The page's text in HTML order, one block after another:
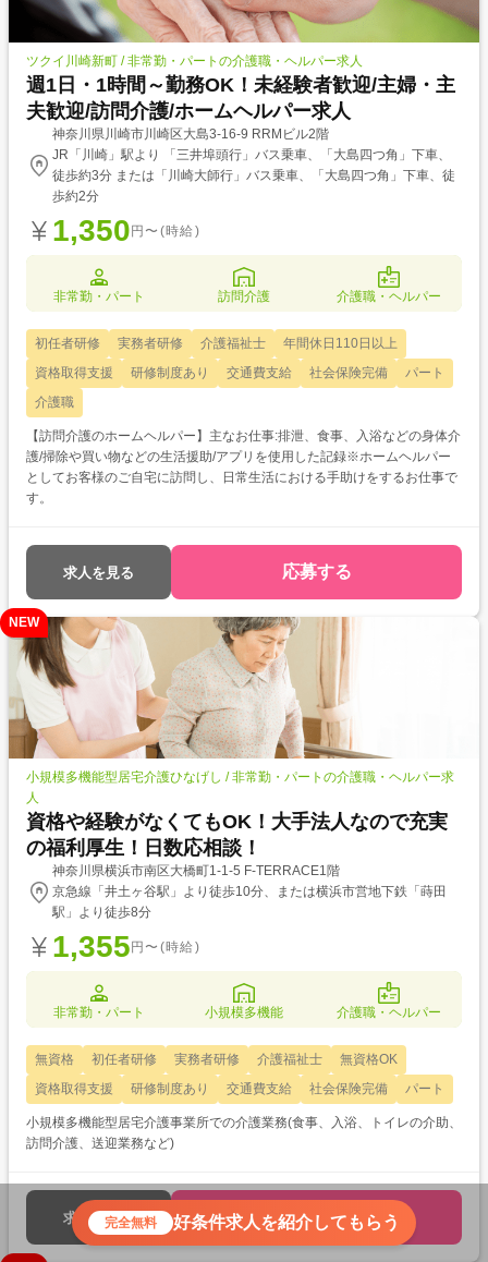
ツクイ川崎新町 / 非常勤・パートの介護職・ヘルパー求人
週1日・1時間～勤務OK！未経験者歓迎/主婦・主
夫歓迎/訪問介護/ホームヘルパー求人
神奈川県川崎市川崎区大島3-16-9 RRMビル2階
JR「川崎」駅より 「三井埠頭行」バス乗車、「大島四つ角」下車、
徒歩約3分 または「川崎大師行」バス乗車、「大島四つ角」下車、徒
歩約2分
1,350 円〜(時給)
非常勤・パート 訪問介護 介護職・ヘルパー
初任者研修 実務者研修 介護福祉士
年間休日110日以上
資格取得支援
研修制度あり 交通費支給 社会保険完備
パート
介護職
【訪問介護のホームヘルパー】主なお仕事:排泄、食事、入浴などの身体介
護/掃除や買い物などの生活援助/アプリを使用した記録※ホームヘルパー
としてお客様のご自宅に訪問し、日常生活における手助けをするお仕事で
す。
求人を見る 応募する
NEW
小規模多機能型居宅介護ひなげし / 非常勤・パートの介護職・ヘルパー求
人
資格や経験がなくてもOK！大手法人なので充実
の福利厚生！日数応相談！
神奈川県横浜市南区大橋町1-1-5 F-TERRACE1階
京急線「井土ヶ谷駅」より徒歩10分、または横浜市営地下鉄「蒔田
駅」より徒歩8分
1,355 円〜(時給)
非常勤・パート 小規模多機能 介護職・ヘルパー
無資格 初任者研修 実務者研修 介護福祉士
無資格OK
資格取得支援
研修制度あり 交通費支給 社会保険完備 パート
小規模多機能型居宅介護事業所での介護業務(食事、入浴、トイレの介助、
訪問介護、送迎業務など)
求人を見る 応募する
完全無料 好条件求人を紹介してもらう